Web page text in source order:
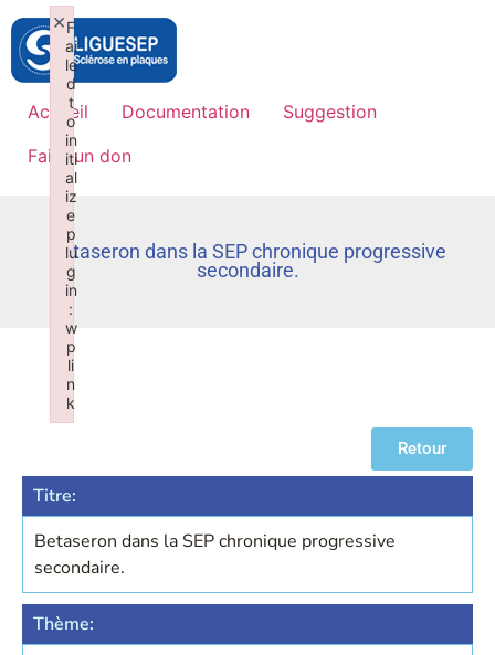
Accueil Documentation
Suggestion
Faire un don
Betaseron dans la SEP chronique progressive
secondaire.
Retour
Titre:
Betaseron dans la SEP chronique progressive
secondaire.
Thème:
F
ai
le
d
t
o
in
iti
al
iz
e
p
lu
g
in
:
w
p
li
n
k
×
Failed to initialize plugin: wplink